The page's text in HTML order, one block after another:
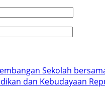
Sekolah
dan Kebudayaan